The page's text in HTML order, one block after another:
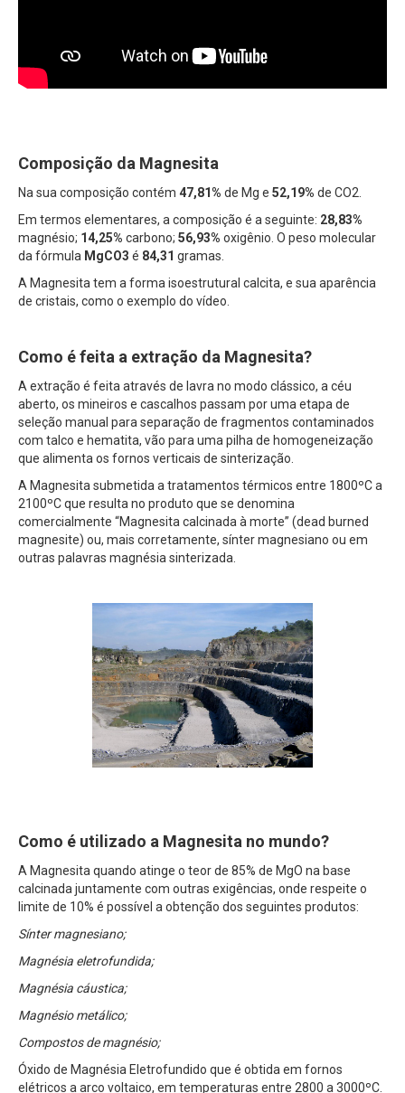
Composição da Magnesita
Na sua composição contém 47,81% de Mg e 52,19% de CO2.
Em termos elementares, a composição é a seguinte: 28,83%
magnésio; 14,25% carbono; 56,93% oxigênio. O peso molecular
da fórmula MgCO3 é 84,31 gramas.
A Magnesita tem a forma isoestrutural calcita, e sua aparência
de cristais, como o exemplo do vídeo.
Como é feita a extração da Magnesita?
A extração é feita através de lavra no modo clássico, a céu
aberto, os mineiros e cascalhos passam por uma etapa de
seleção manual para separação de fragmentos contaminados
com talco e hematita, vão para uma pilha de homogeneização
que alimenta os fornos verticais de sinterização.
A Magnesita submetida a tratamentos térmicos entre 1800ºC a
2100ºC que resulta no produto que se denomina
comercialmente “Magnesita calcinada à morte” (dead burned
magnesite) ou, mais corretamente, sínter magnesiano ou em
outras palavras magnésia sinterizada.
Como é utilizado a Magnesita no mundo?
A Magnesita quando atinge o teor de 85% de MgO na base
calcinada juntamente com outras exigências, onde respeite o
limite de 10% é possível a obtenção dos seguintes produtos:
Sínter magnesiano;
Magnésia eletrofundida;
Magnésia cáustica;
Magnésio metálico;
Compostos de magnésio;
Óxido de Magnésia Eletrofundido que é obtida em fornos
elétricos a arco voltaico, em temperaturas entre 2800 a 3000ºC.